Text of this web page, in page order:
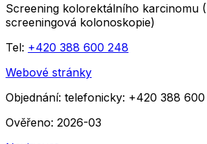
Screening kolorektálního karcinomu
screeningová kolonoskopie)
Tel: +420 388 600 248
Webové stránky
Objednání: telefonicky: +420 388
Ověřeno: 2026-03